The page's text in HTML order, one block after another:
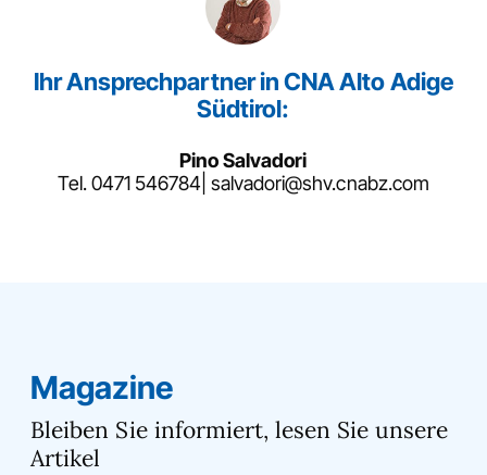
Ihr Ansprechpartner in CNA Alto Adige
Südtirol:
Pino Salvadori
Tel.0471 546784 |salvadori@shv.cnabz.com
Magazine
Bleiben Sie informiert, lesen Sie unsere
Artikel